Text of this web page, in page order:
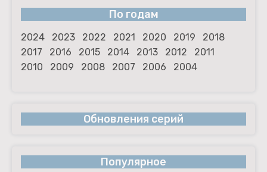
По годам
2024 2023 2022 2021 2020 2019
2018
2017
2016 2015 2014 2013 2012
2011
2010
2009 2008 2007 2006 2004
Обновления серий
Популярное